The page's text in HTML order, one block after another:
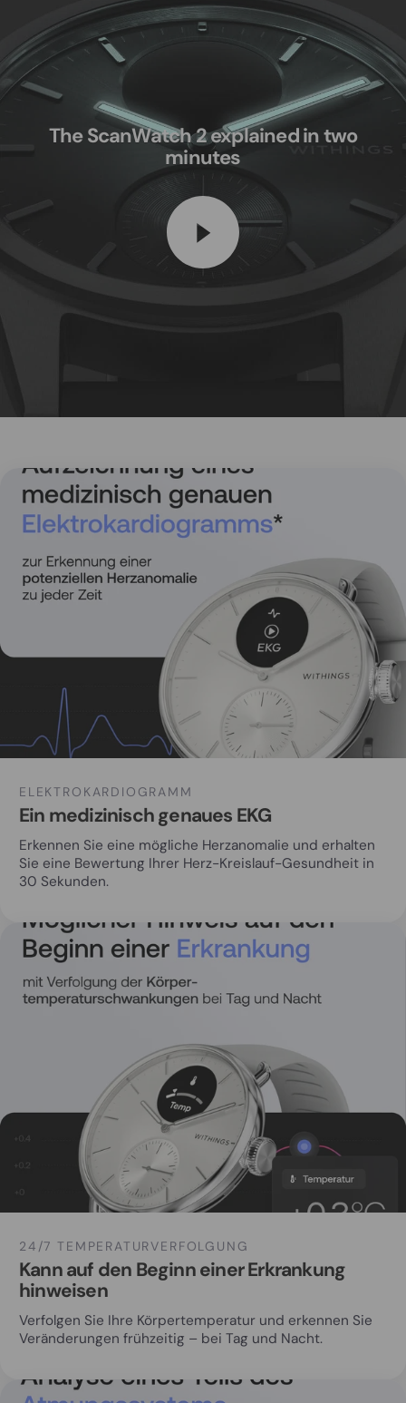
The ScanWatch 2 explained in two
minutes
ELEKTROKARDIOGRAMM
Ein medizinisch genaues EKG
Erkennen Sie eine mögliche Herzanomalie und erhalten
Sie eine Bewertung Ihrer Herz-Kreislauf-Gesundheit in
30 Sekunden.
24/7 TEMPERATURVERFOLGUNG
Kann auf den Beginn einer Erkrankung
hinweisen
Verfolgen Sie Ihre Körpertemperatur und erkennen Sie
Veränderungen frühzeitig – bei Tag und Nacht.